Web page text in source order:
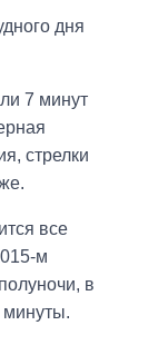
дня
7 минут
стрелки
все
м
в